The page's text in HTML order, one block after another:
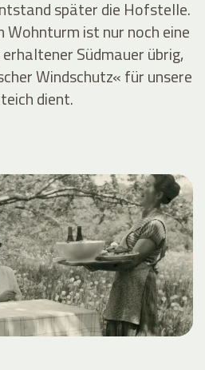
später die Hofstelle.
ist nur noch eine
Südmauer übrig,
Windschutz« für unsere
dient.